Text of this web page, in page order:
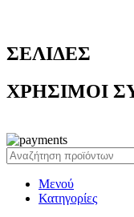
ΣΕΛΙΔΕΣ
ΧΡΗΣΙΜΟΙ
Μενού
Κατηγορίες